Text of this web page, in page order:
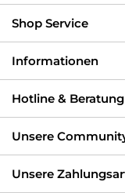
Shop Service
Informationen
Hotline & Beratung
Unsere
Unsere